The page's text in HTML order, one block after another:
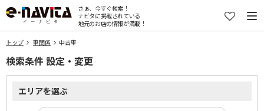
さぁ、今すぐ検索！
ナビタに掲載されている
地元のお店の情報が満載！
トップ 車関係 中古車
検索条件 設定・変更
エリアを選ぶ